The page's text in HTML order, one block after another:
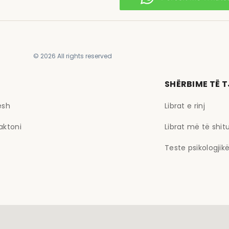
© 2026 All rights reserved
SHËRBIME TË
Librat e rinj
Librat më të
Teste psikologjikë